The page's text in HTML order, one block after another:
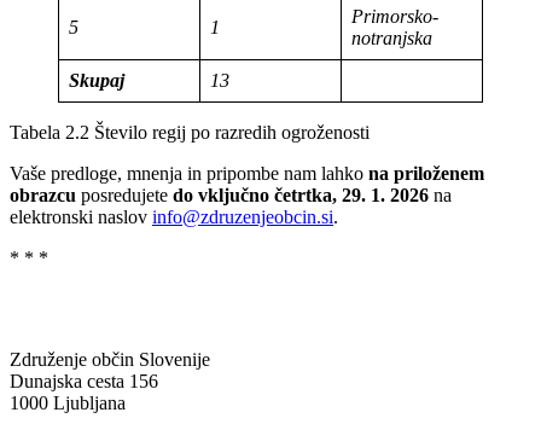
5 1
Primorsko-
notranjska
Skupaj 13
Tabela 2.2 Število regij po razredih ogroženosti
Vaše predloge, mnenja in pripombe nam lahko na priloženem
obrazcu posredujete do vključno četrtka, 29. 1. 2026 na
elektronski naslov info@zdruzenjeobcin.si.
* * *
Združenje občin Slovenije
Dunajska cesta 156
1000 Ljubljana